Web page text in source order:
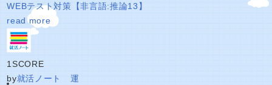
WEBテスト対策【非言語:推論13】
read more
1 SCORE
by就活ノート 運